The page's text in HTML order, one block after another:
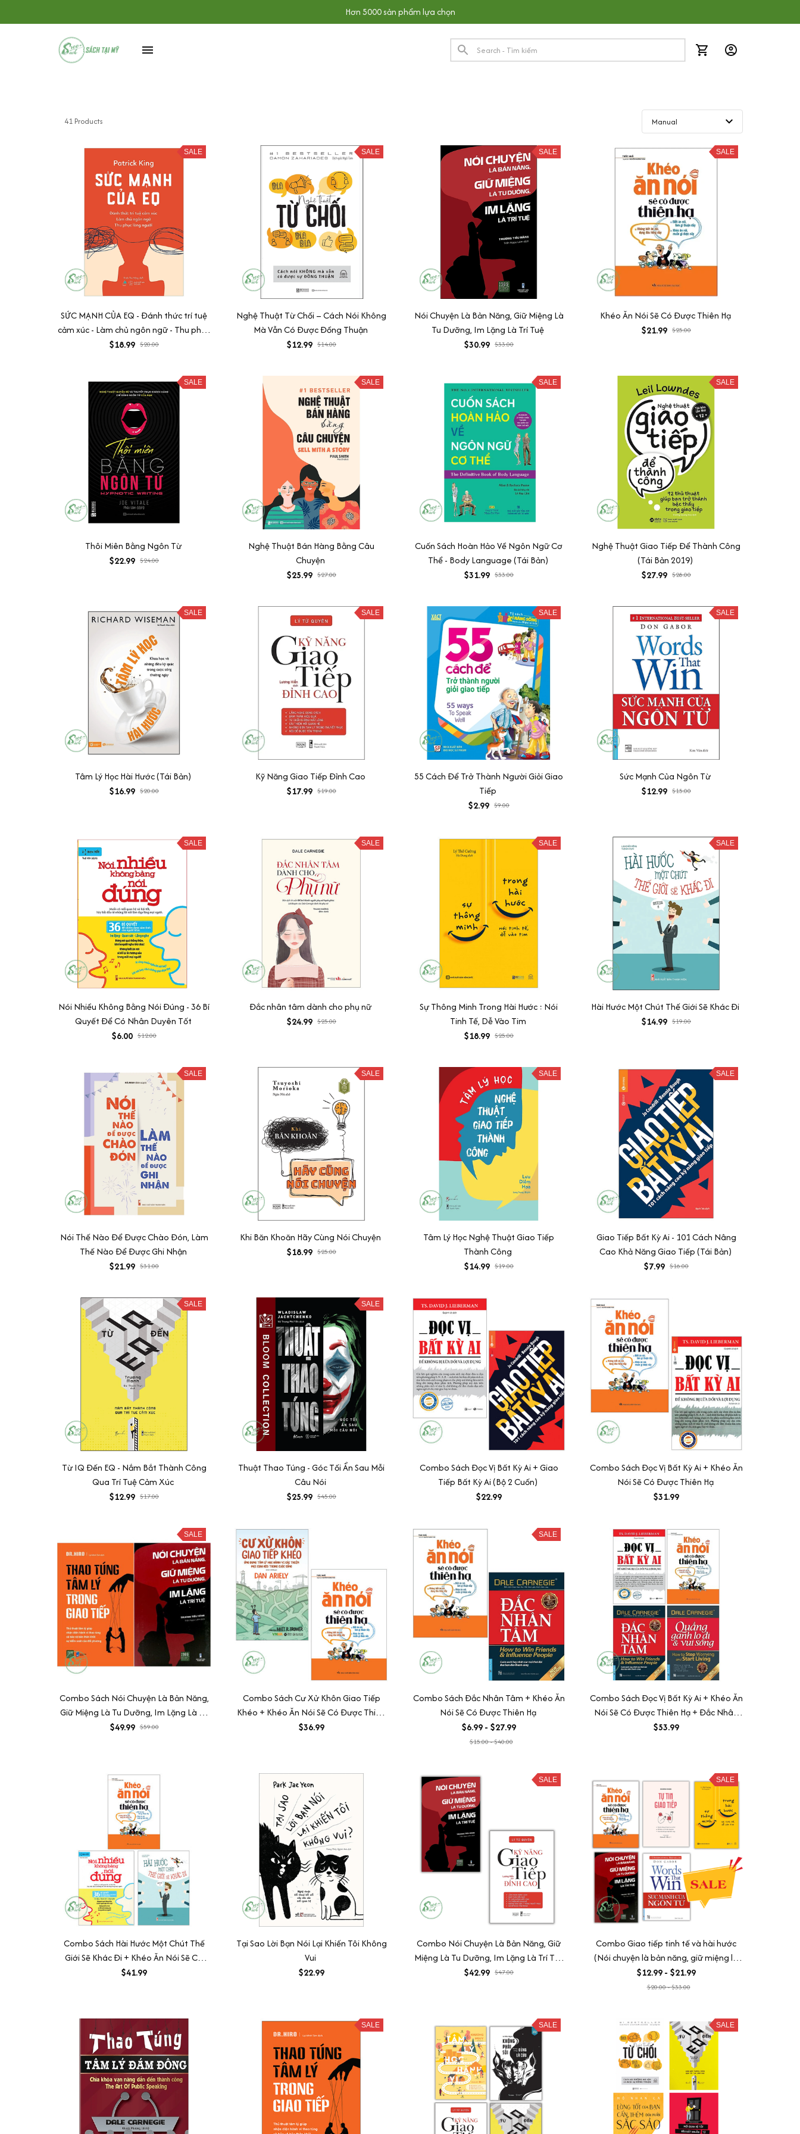
Hơn 5000 sản phẩm lựa chọn
41 Products
SALE
SỨC MẠNH CỦA EQ - Đánh thức trí tuệ
cảm xúc - Làm chủ ngôn ngữ - Thu phục
lòng người
$18.99 $20.00
SALE
Nghệ Thuật Từ Chối – Cách Nói Không
Mà Vẫn Có Được Đồng Thuận
$12.99 $14.00
SALE
Nói Chuyện Là Bản Năng, Giữ Miệng Là
Tu Dưỡng, Im Lặng Là Trí Tuệ
$30.99 $33.00
SALE
Khéo Ăn Nói Sẽ Có Được Thiên Hạ
$21.99 $25.00
SALE
Thôi Miên Bằng Ngôn Từ
$22.99 $24.00
SALE
Nghệ Thuật Bán Hàng Bằng Câu
Chuyện
$25.99 $27.00
SALE
Cuốn Sách Hoàn Hảo Về Ngôn Ngữ Cơ
Thể - Body Language (Tái Bản)
$31.99 $33.00
SALE
Nghệ Thuật Giao Tiếp Để Thành Công
(Tái Bản 2019)
$27.99 $28.00
SALE
Tâm Lý Học Hài Hước (Tái Bản)
$16.99 $20.00
SALE
Kỹ Năng Giao Tiếp Đỉnh Cao
$17.99 $19.00
SALE
55 Cách Để Trở Thành Người Giỏi Giao
Tiếp
$2.99 $9.00
SALE
Sức Mạnh Của Ngôn Từ
$12.99 $15.00
SALE
Nói Nhiều Không Bằng Nói Đúng - 36 Bí
Quyết Để Có Nhân Duyên Tốt
$6.00 $12.00
SALE
Đắc nhân tâm dành cho phụ nữ
$24.99 $25.00
SALE
Sự Thông Minh Trong Hài Hước : Nói
Tinh Tế, Dễ Vào Tim
$18.99 $25.00
SALE
Hài Hước Một Chút Thế Giới Sẽ Khác Đi
$14.99 $19.00
SALE
Nói Thế Nào Để Được Chào Đón, Làm
Thế Nào Để Được Ghi Nhận
$21.99 $31.00
SALE
Khi Băn Khoăn Hãy Cùng Nói Chuyện
$18.99 $25.00
SALE
Tâm Lý Học Nghệ Thuật Giao Tiếp
Thành Công
$14.99 $19.00
SALE
Giao Tiếp Bất Kỳ Ai - 101 Cách Nâng
Cao Khả Năng Giao Tiếp (Tái Bản)
$7.99 $16.00
SALE
Từ IQ Đến EQ - Nắm Bắt Thành Công
Qua Trí Tuệ Cảm Xúc
$12.99 $17.00
SALE
Thuật Thao Túng - Góc Tối Ẩn Sau Mỗi
Câu Nói
$25.99 $45.00
Combo Sách Đọc Vị Bất Kỳ Ai + Giao
Tiếp Bất Kỳ Ai (Bộ 2 Cuốn)
$22.99
Combo Sách Đọc Vị Bất Kỳ Ai + Khéo Ăn
Nói Sẽ Có Được Thiên Hạ
$31.99
SALE
Combo Sách Nói Chuyện Là Bản Năng,
Giữ Miệng Là Tu Dưỡng, Im Lặng Là Trí
Tuệ + Thao Túng Tâm Lý Trong Giao
$49.99 $59.00
Combo Sách Cư Xử Khôn Giao Tiếp
Khéo + Khéo Ăn Nói Sẽ Có Được Thiên
Hạ (Bộ 2 Cuốn)
$36.99
SALE
Combo Sách Đắc Nhân Tâm + Khéo Ăn
Nói Sẽ Có Được Thiên Hạ
$6.99 - $27.99
$15.00 - $40.00
Combo Sách Đọc Vị Bất Kỳ Ai + Khéo Ăn
Nói Sẽ Có Được Thiên Hạ + Đắc Nhân
Tâm + Quẳng Gánh Lo Đi Và Vui Sống
$53.99
Combo Sách Hài Hước Một Chút Thế
Giới Sẽ Khác Đi + Khéo Ăn Nói Sẽ Có
Được Thiên Hạ + Nói Nhiều Không Bằng
$41.99
Tại Sao Lời Bạn Nói Lại Khiến Tôi Không
Vui
$22.99
SALE
Combo Nói Chuyện Là Bản Năng, Giữ
Miệng Là Tu Dưỡng, Im Lặng Là Trí Tuệ
+ Kỹ năng giao tiếp đỉnh cao
$42.99 $47.00
SALE
Combo Giao tiếp tinh tế và hài hước
(Nói chuyện là bản năng, giữ miệng là
tu dưỡng, im lặng là trí tuệ + Tự tin giao
tiếp + Sự Thông minh trong hài hước +
$12.99 - $21.99
$20.00 - $33.00
SALE SALE SALE